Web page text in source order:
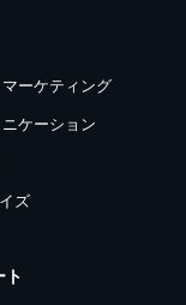
ーケティング
ケーション
ズ
ト